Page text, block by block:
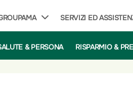
SERVIZI ED
& PERSONA RISPARMIO &